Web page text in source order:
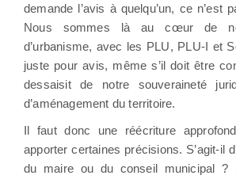
demande l’avis à quelqu’un, ce n’est
Nous sommes là au cœur de
d’urbanisme, avec les PLU, PLU-I et
juste pour avis, même s’il doit être
dessaisit de notre souveraineté
d’aménagement du territoire.
Il faut donc une réécriture
apporter certaines précisions. S’agit-il
du maire ou du conseil municipal ?